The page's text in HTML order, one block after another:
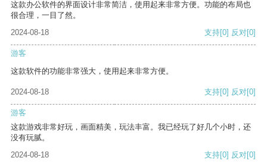
这款办公软件的界面设计非常简洁，使用起来非常方便。功能的布局也
很合理，一目了然。
2024-08-18
支持[0] 反对[0]
游客
这款软件的功能非常强大，使用起来非常方便。
2024-08-18 支持[0] 反对[0]
游客
这款游戏非常好玩，画面精美，玩法丰富。我已经玩了好几个小时，还
没有玩腻。
2024-08-18
支持[0] 反对[0]